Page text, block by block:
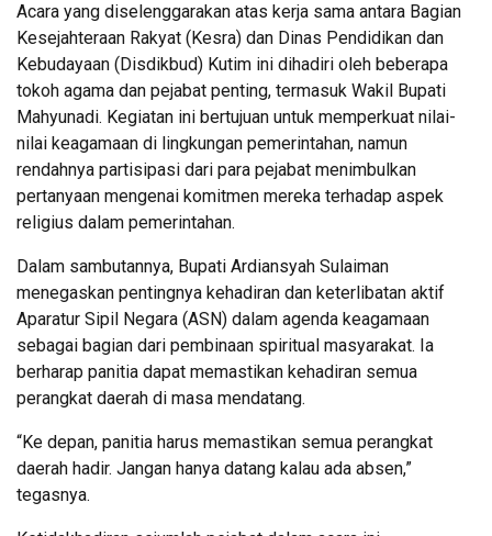
Acara yang diselenggarakan atas kerja sama antara Bagian
Kesejahteraan Rakyat (Kesra) dan Dinas Pendidikan dan
Kebudayaan (Disdikbud) Kutim ini dihadiri oleh beberapa
tokoh agama dan pejabat penting, termasuk Wakil Bupati
Mahyunadi. Kegiatan ini bertujuan untuk memperkuat nilai-
nilai keagamaan di lingkungan pemerintahan, namun
rendahnya partisipasi dari para pejabat menimbulkan
pertanyaan mengenai komitmen mereka terhadap aspek
religius dalam pemerintahan.
Dalam sambutannya, Bupati Ardiansyah Sulaiman
menegaskan pentingnya kehadiran dan keterlibatan aktif
Aparatur Sipil Negara (ASN) dalam agenda keagamaan
sebagai bagian dari pembinaan spiritual masyarakat. Ia
berharap panitia dapat memastikan kehadiran semua
perangkat daerah di masa mendatang.
“Ke depan, panitia harus memastikan semua perangkat
daerah hadir. Jangan hanya datang kalau ada absen,”
tegasnya.